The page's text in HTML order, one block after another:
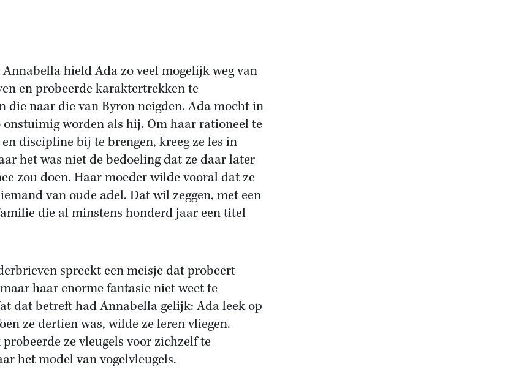
hield Ada zo veel mogelijk weg van
en probeerde karaktertrekken te
die naar die van Byron neigden. Ada mocht in
onstuimig worden als hij. Om haar rationeel te
discipline bij te brengen, kreeg ze les in
het was niet de bedoeling dat ze daar later
zou doen. Haar moeder wilde vooral dat ze
van oude adel. Dat wil zeggen, met een
die al minstens honderd jaar een titel
spreekt een meisje dat probeert
haar enorme fantasie niet weet te
dat betreft had Annabella gelijk: Ada leek op
ze dertien was, wilde ze leren vliegen.
ze vleugels voor zichzelf te
het model van vogelvleugels.